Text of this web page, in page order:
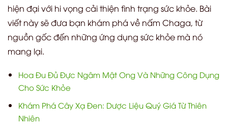
hiện đại với hi vọng cải thiện tình trạng sức khỏe. Bài
viết này sẽ đưa bạn khám phá về nấm Chaga, từ
nguồn gốc đến những ứng dụng sức khỏe mà nó
mang lại.
Hoa Đu Đủ Đực Ngâm Mật Ong Và Những Công Dụng
Cho Sức Khỏe
Khám Phá Cây Xạ Đen: Dược Liệu Quý Giá Từ Thiên
Nhiên